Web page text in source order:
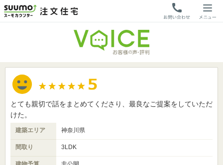
とても親切で話をまとめてくださり、最良なご提案をしていただ
けた。
建築エリア 神奈川県
間取り 3LDK